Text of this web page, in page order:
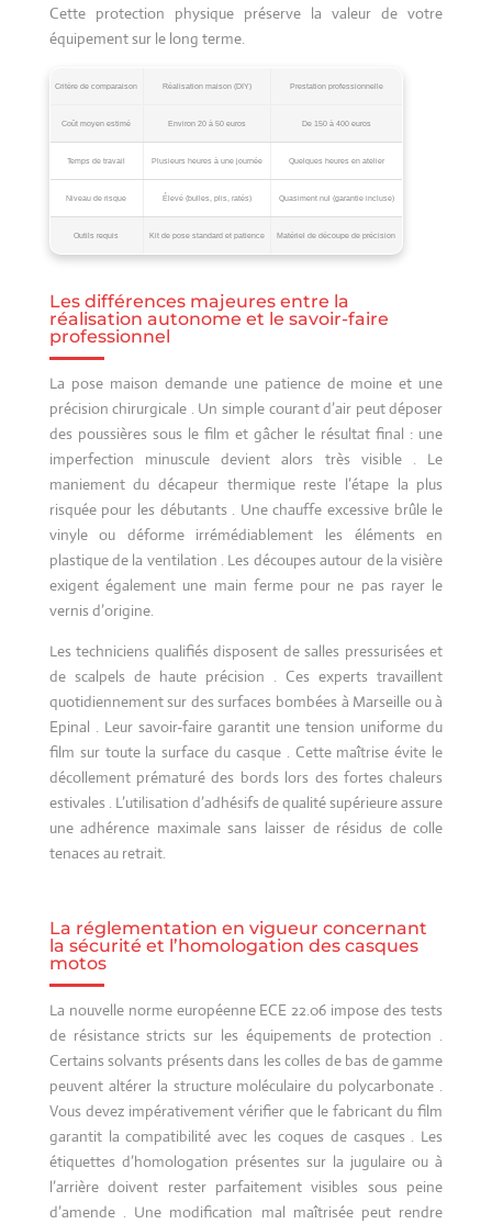
Cette protection physique préserve la valeur de votre
équipement sur le long terme.
Critère de comparaison Réalisation maison (DIY) Prestation professionnelle
Coût moyen estimé Environ 20 à 50 euros De 150 à 400 euros
Temps de travail Plusieurs heures à une journée Quelques heures en atelier
Niveau de risque Élevé (bulles, plis, ratés) Quasiment nul (garantie incluse)
Outils requis Kit de pose standard et patience Matériel de découpe de précision
Les différences majeures entre la
réalisation autonome et le savoir-faire
professionnel
La pose maison demande une patience de moine et une
précision chirurgicale . Un simple courant d’air peut déposer
des poussières sous le film et gâcher le résultat final : une
imperfection minuscule devient alors très visible . Le
maniement du décapeur thermique reste l’étape la plus
risquée pour les débutants . Une chauffe excessive brûle le
vinyle ou déforme irrémédiablement les éléments en
plastique de la ventilation . Les découpes autour de la visière
exigent également une main ferme pour ne pas rayer le
vernis d’origine.
Les techniciens qualifiés disposent de salles pressurisées et
de scalpels de haute précision . Ces experts travaillent
quotidiennement sur des surfaces bombées à Marseille ou à
Epinal . Leur savoir-faire garantit une tension uniforme du
film sur toute la surface du casque . Cette maîtrise évite le
décollement prématuré des bords lors des fortes chaleurs
estivales . L’utilisation d’adhésifs de qualité supérieure assure
une adhérence maximale sans laisser de résidus de colle
tenaces au retrait.
La réglementation en vigueur concernant
la sécurité et l’homologation des casques
motos
La nouvelle norme européenne ECE 22.06 impose des tests
de résistance stricts sur les équipements de protection .
Certains solvants présents dans les colles de bas de gamme
peuvent altérer la structure moléculaire du polycarbonate .
Vous devez impérativement vérifier que le fabricant du film
garantit la compatibilité avec les coques de casques . Les
étiquettes d’homologation présentes sur la jugulaire ou à
l’arrière doivent rester parfaitement visibles sous peine
d’amende . Une modification mal maîtrisée peut rendre